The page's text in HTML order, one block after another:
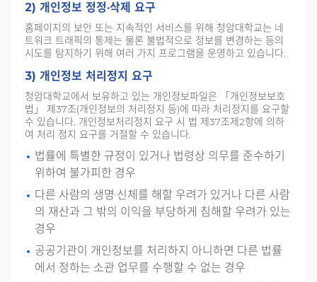
2) 개인정보 정정·삭제 요구
홈페이지의 보안 또는 지속적인 서비스를 위해 청암대학교는 네
트워크 트래픽의 통제는 물론 불법적으로 정보를 변경하는 등의
시도를 탐지하기 위해 여러 가지 프로그램을 운영하고 있습니다.
3) 개인정보 처리정지 요구
청암대학교에서 보유하고 있는 개인정보파일은 「개인정보보호
법」 제37조(개인정보의 처리정지 등)에 따라 처리정지를 요구할
수 있습니다. 개인정보처리정지 요구 시 법 제37조제2항에 의하
여 처리 정지 요구를 거절할 수 있습니다.
법률에 특별한 규정이 있거나 법령상 의무를 준수하기
위하여 불가피한 경우
다른 사람의 생명·신체를 해할 우려가 있거나 다른 사람
의 재산과 그 밖의 이익을 부당하게 침해할 우려가 있는
경우
공공기관이 개인정보를 처리하지 아니하면 다른 법률
에서 정하는 소관 업무를 수행할 수 없는 경우